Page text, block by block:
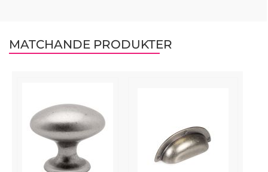
MATCHANDE PRODUKTER